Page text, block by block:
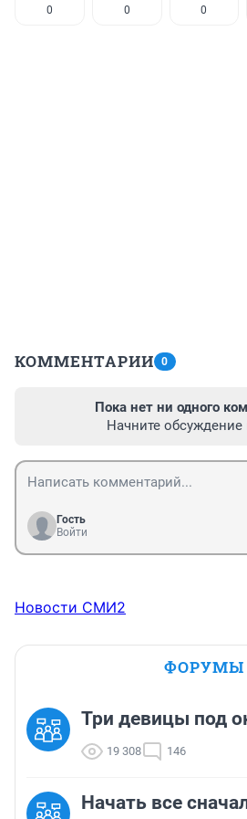
0 0 0
КОММЕНТАРИИ 0
Пока нет ни одного
Начните
Гость
Войти
Новости СМИ2
ФОРУМЫ
Три девицы под
19 308 146
Начать все